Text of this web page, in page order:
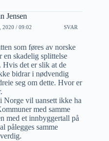
Jensen
2020 / 09:02 SVAR
som føres av norske
en skadelig splittelse
Hvis det er slik at de
bidrar i nødvendig
seg om dette. Hvor er
Norge vil uansett ikke ha
med samme
med et innbyggertall på
pålegges samme